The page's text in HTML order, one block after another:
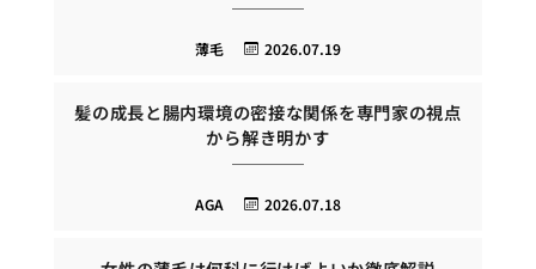
2026.07.19
薄毛
髪の成長と腸内環境の密接な関係を専門家の視点
から解き明かす
2026.07.18
AGA